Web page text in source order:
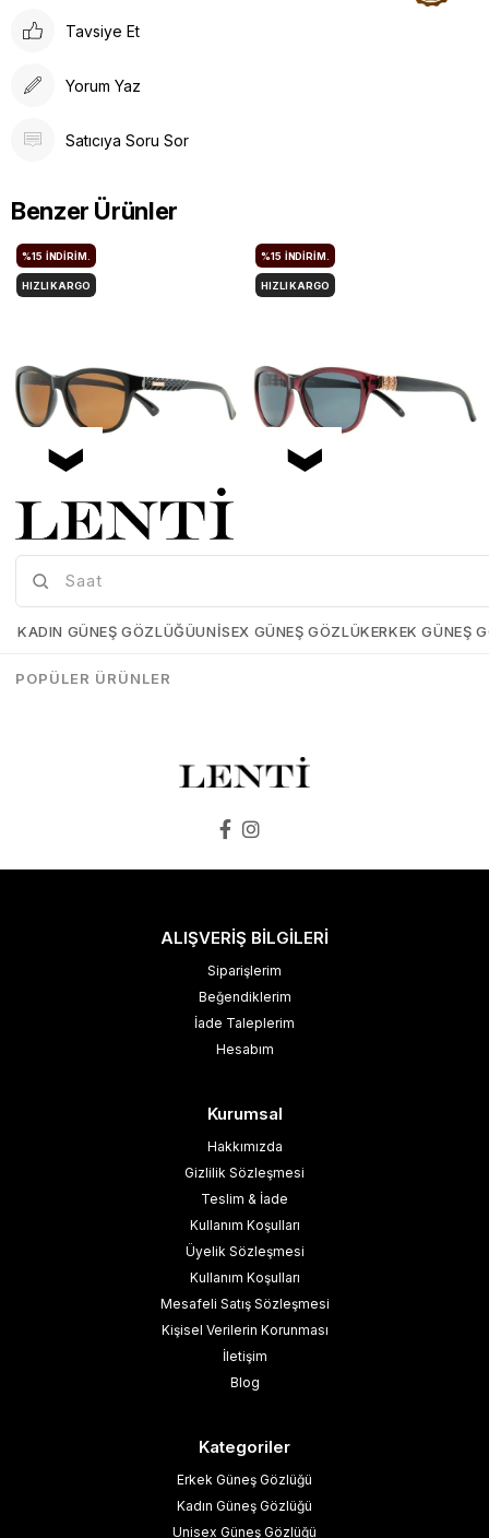
Tavsiye Et
Yorum Yaz
Satıcıya Soru Sor
Benzer Ürünler
Mia-Maria-OF127-C2-56
%15 İNDIRIM.
HIZLI KARGO
Mia-Maria-OF126-C3-56
%15 İNDIRIM.
HIZLI KARGO
ALIŞVERİŞ BİLGİLERİ
Siparişlerim
Beğendiklerim
İade Taleplerim
Hesabım
Kurumsal
Hakkımızda
Gizlilik Sözleşmesi
Teslim & İade
Kullanım Koşulları
Üyelik Sözleşmesi
Kullanım Koşulları
Mesafeli Satış Sözleşmesi
Kişisel Verilerin Korunması
İletişim
Blog
Kategoriler
Erkek Güneş Gözlüğü
Kadın Güneş Gözlüğü
Unisex Güneş Gözlüğü
KADIN GÜNEŞ GÖZLÜĞÜUNISEX GÜNEŞ GÖZLÜKERKEK GÜNEŞ
POPÜLER ÜRÜNLER